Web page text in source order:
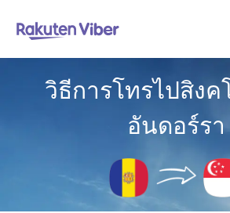
วิธีการโทรไปสิงค
อันดอร์รา